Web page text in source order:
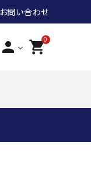
お問い合わせ
person 0
shopping_cart